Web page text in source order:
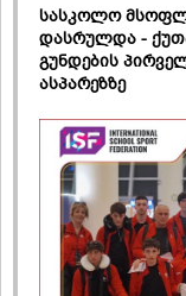
სასკოლო
დასრულდა -
გუნდების
ასპარეზზე